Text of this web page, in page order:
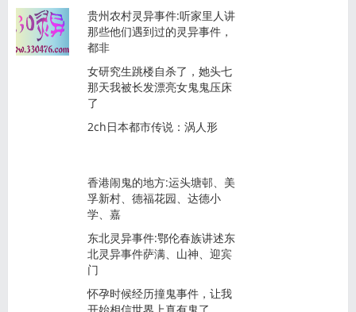
贵州农村灵异事件:听家里人讲
那些他们遇到过的灵异事件，
都非
女研究生跳楼自杀了，她头七
那天我被长发漂亮女鬼鬼压床
了
2ch日本都市传说：涡人形
香港闹鬼的地方:运头塘邨、美
孚新村、德福花园、达德小
学、嘉
东北灵异事件:鄂伦春族讲述东
北灵异事件萨满、山神、迎宾
门
怀孕时候经历撞鬼事件，让我